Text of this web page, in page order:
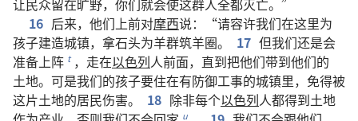
让民众留在旷野， 你们就会使这群人全都灭亡。”
16 后来， 他们上前对摩西说：“请容许我们在这里为
孩子建造城镇， 拿石头为羊群筑羊圈。 17 但我们还是会
准备上阵 t ， 走在以色列人前面， 直到把他们带到他们的
土地。 可是我们的孩子要住在有防御工事的城镇里， 免得被
这片土地的居民伤害。 18 除非每个以色列人都得到土地
u